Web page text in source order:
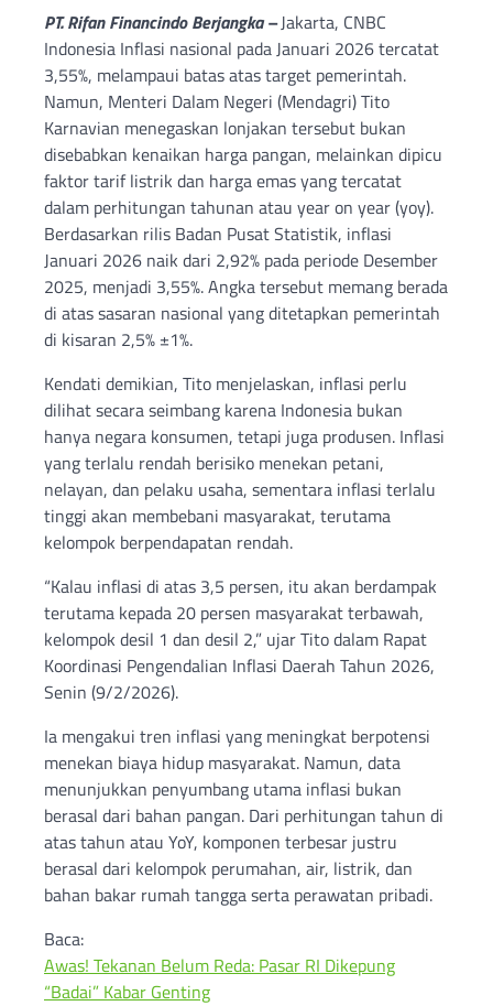
PT. Rifan Financindo Berjangka –Jakarta, CNBC
Indonesia Inflasi nasional pada Januari 2026 tercatat
3,55%, melampaui batas atas target pemerintah.
Namun, Menteri Dalam Negeri (Mendagri) Tito
Karnavian menegaskan lonjakan tersebut bukan
disebabkan kenaikan harga pangan, melainkan dipicu
faktor tarif listrik dan harga emas yang tercatat
dalam perhitungan tahunan atau year on year (yoy).
Berdasarkan rilis Badan Pusat Statistik, inflasi
Januari 2026 naik dari 2,92% pada periode Desember
2025, menjadi 3,55%. Angka tersebut memang berada
di atas sasaran nasional yang ditetapkan pemerintah
di kisaran 2,5% ±1%.
Kendati demikian, Tito menjelaskan, inflasi perlu
dilihat secara seimbang karena Indonesia bukan
hanya negara konsumen, tetapi juga produsen. Inflasi
yang terlalu rendah berisiko menekan petani,
nelayan, dan pelaku usaha, sementara inflasi terlalu
tinggi akan membebani masyarakat, terutama
kelompok berpendapatan rendah.
“Kalau inflasi di atas 3,5 persen, itu akan berdampak
terutama kepada 20 persen masyarakat terbawah,
kelompok desil 1 dan desil 2,” ujar Tito dalam Rapat
Koordinasi Pengendalian Inflasi Daerah Tahun 2026,
Senin (9/2/2026).
Ia mengakui tren inflasi yang meningkat berpotensi
menekan biaya hidup masyarakat. Namun, data
menunjukkan penyumbang utama inflasi bukan
berasal dari bahan pangan. Dari perhitungan tahun di
atas tahun atau YoY, komponen terbesar justru
berasal dari kelompok perumahan, air, listrik, dan
bahan bakar rumah tangga serta perawatan pribadi.
Baca:
Awas! Tekanan Belum Reda: Pasar RI Dikepung
“Badai” Kabar Genting